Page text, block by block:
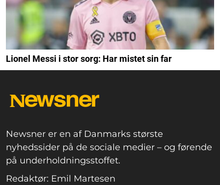
Lionel Messi i stor sorg: Har mistet sin far
Newsner er en af Danmarks største
nyhedssider på de sociale medier – og førende
på underholdningsstoffet.
Redaktør: Emil Martesen